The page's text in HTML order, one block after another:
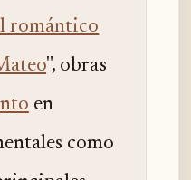
romántico
", obras
en
como